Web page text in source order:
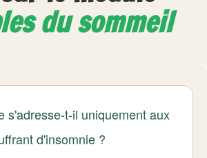
du sommeil
s'adresse-t-il uniquement aux
d'insomnie ?